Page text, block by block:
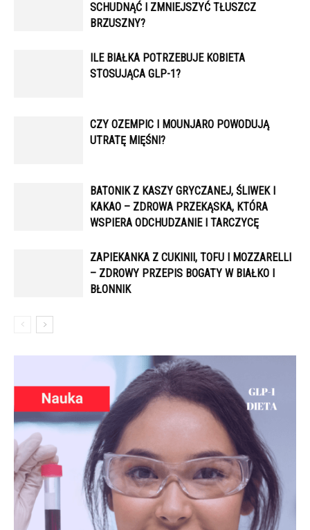
SCHUDNĄĆ I ZMNIEJSZYĆ TŁUSZCZ
BRZUSZNY?
ILE BIAŁKA POTRZEBUJE KOBIETA
STOSUJĄCA GLP-1?
CZY OZEMPIC I MOUNJARO POWODUJĄ
UTRATĘ MIĘŚNI?
BATONIK Z KASZY GRYCZANEJ, ŚLIWEK I
KAKAO – ZDROWA PRZEKĄSKA, KTÓRA
WSPIERA ODCHUDZANIE I TARCZYCĘ
ZAPIEKANKA Z CUKINII, TOFU I MOZZARELLI
– ZDROWY PRZEPIS BOGATY W BIAŁKO I
BŁONNIK